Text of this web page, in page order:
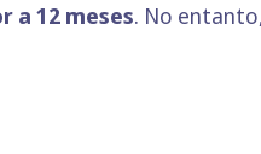
a 12 meses. No